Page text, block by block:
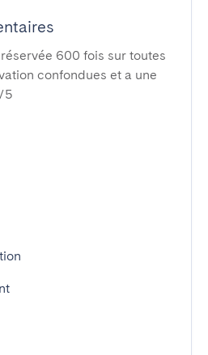
600 fois sur toutes
confondues et a une
5